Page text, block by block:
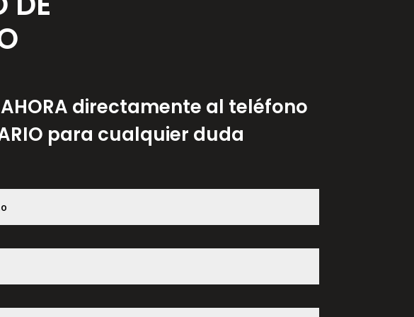
directamente al teléfono
para cualquier duda